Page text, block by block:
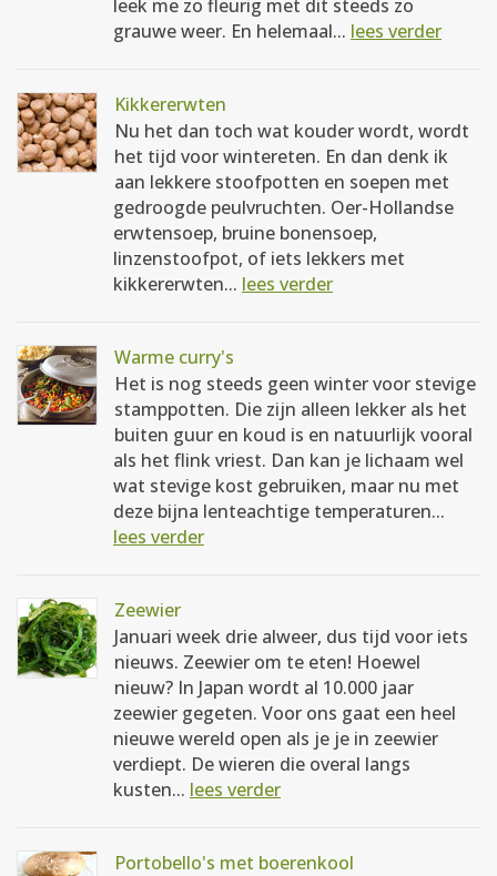
leek me zo fleurig met dit steeds zo
grauwe weer. En helemaal... lees verder
Kikkererwten
Nu het dan toch wat kouder wordt, wordt
het tijd voor wintereten. En dan denk ik
aan lekkere stoofpotten en soepen met
gedroogde peulvruchten. Oer-Hollandse
erwtensoep, bruine bonensoep,
linzenstoofpot, of iets lekkers met
kikkererwten... lees verder
Warme curry's
Het is nog steeds geen winter voor stevige
stamppotten. Die zijn alleen lekker als het
buiten guur en koud is en natuurlijk vooral
als het flink vriest. Dan kan je lichaam wel
wat stevige kost gebruiken, maar nu met
deze bijna lenteachtige temperaturen...
lees verder
Zeewier
Januari week drie alweer, dus tijd voor iets
nieuws. Zeewier om te eten! Hoewel
nieuw? In Japan wordt al 10.000 jaar
zeewier gegeten. Voor ons gaat een heel
nieuwe wereld open als je je in zeewier
verdiept. De wieren die overal langs
kusten... lees verder
Portobello's met boerenkool